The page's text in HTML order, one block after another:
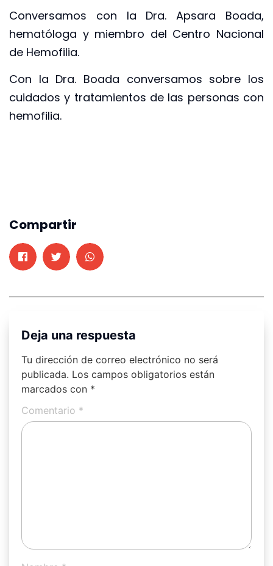
Conversamos con la Dra. Apsara Boada,
hematóloga y miembro del Centro Nacional
de Hemofilia.
Con la Dra. Boada conversamos sobre los
cuidados y tratamientos de las personas con
hemofilia.
Compartir
Deja una respuesta
Tu dirección de correo electrónico no será
publicada. Los campos obligatorios están
marcados con *
Comentario *